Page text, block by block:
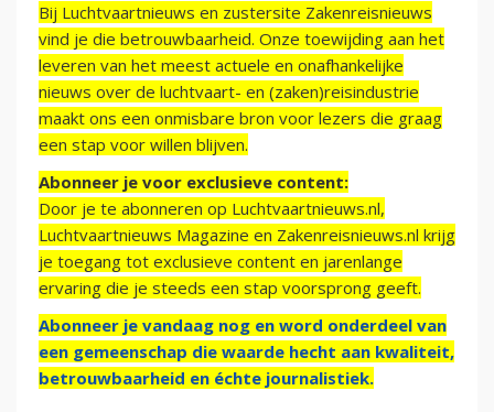
Bij Luchtvaartnieuws en zustersite Zakenreisnieuws
vind je die betrouwbaarheid. Onze toewijding aan het
leveren van het meest actuele en onafhankelijke
nieuws over de luchtvaart- en (zaken)reisindustrie
maakt ons een onmisbare bron voor lezers die graag
een stap voor willen blijven.
Abonneer je voor exclusieve content:
Door je te abonneren op Luchtvaartnieuws.nl,
Luchtvaartnieuws Magazine en Zakenreisnieuws.nl krijg
je toegang tot exclusieve content en jarenlange
ervaring die je steeds een stap voorsprong geeft.
Abonneer je vandaag nog en word onderdeel van
een gemeenschap die waarde hecht aan kwaliteit,
betrouwbaarheid en échte journalistiek.